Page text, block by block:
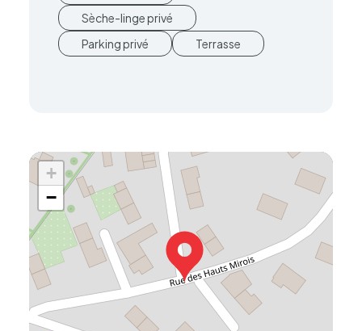
Sèche-linge privé
Parking privé
Terrasse
+
−